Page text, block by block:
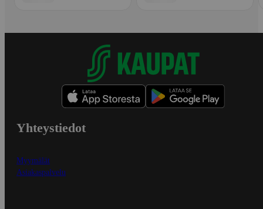
Yhteystiedot
Myymälät
Asiakaspalvelu